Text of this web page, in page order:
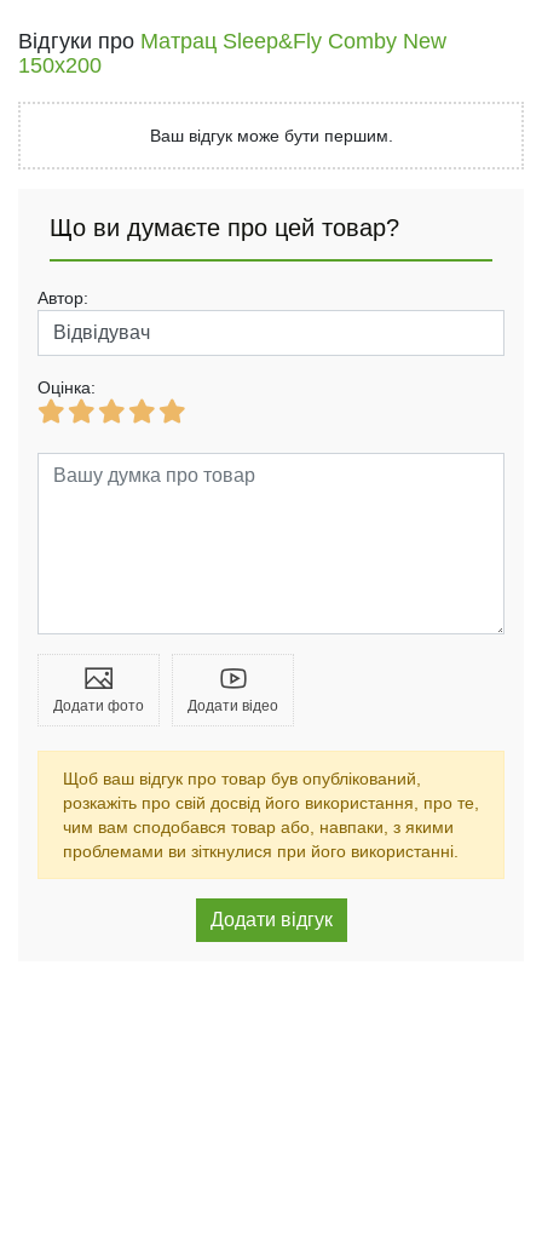
Відгуки про Матрац Sleep&Fly Comby New
150x200
Ваш відгук може бути першим.
Що ви думаєте про цей товар?
Автор:
Оцінка:
Додати фото Додати відео
Щоб ваш відгук про товар був опублікований,
розкажіть про свій досвід його використання, про те,
чим вам сподобався товар або, навпаки, з якими
проблемами ви зіткнулися при його використанні.